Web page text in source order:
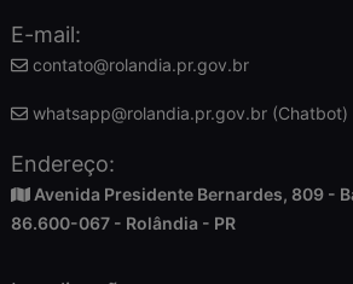
E-mail:
contato@rolandia.pr.gov.br
whatsapp@rolandia.pr.gov.br (Chatbot)
Endereço:
Avenida Presidente Bernardes, 809 -
86.600-067 - Rolândia - PR